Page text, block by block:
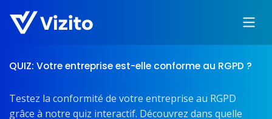
QUIZ: Votre entreprise est-elle conforme au RGPD ?
Testez la conformité de votre entreprise au RGPD
grâce à notre quiz interactif. Découvrez dans quelle